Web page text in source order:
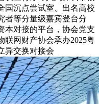
国沉点尝试室、出名高校
者等分量级嘉宾登台分
本对接的平台，协会党支
联网财产协会承办2025粤
异交换对接会